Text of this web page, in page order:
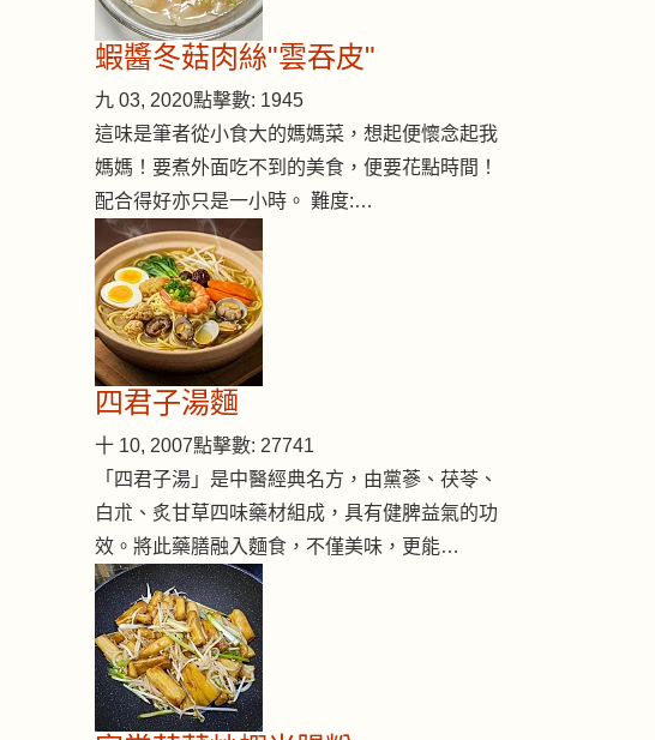
蝦醬冬菇肉絲"雲吞皮"
九 03, 2020點擊數: 1945
這味是筆者從小食大的媽媽菜，想起便懷念起我
媽媽！要煮外面吃不到的美食，便要花點時間！
配合得好亦只是一小時。 難度:…
四君子湯麵
十 10, 2007點擊數: 27741
「四君子湯」是中醫經典名方，由黨蔘、茯苓、
白朮、炙甘草四味藥材組成，具有健脾益氣的功
效。將此藥膳融入麵食，不僅美味，更能…